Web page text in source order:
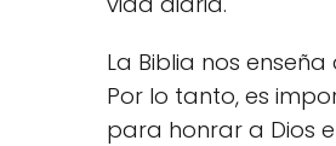
La Biblia nos enseña
Por lo tanto, es
para honrar a Dios